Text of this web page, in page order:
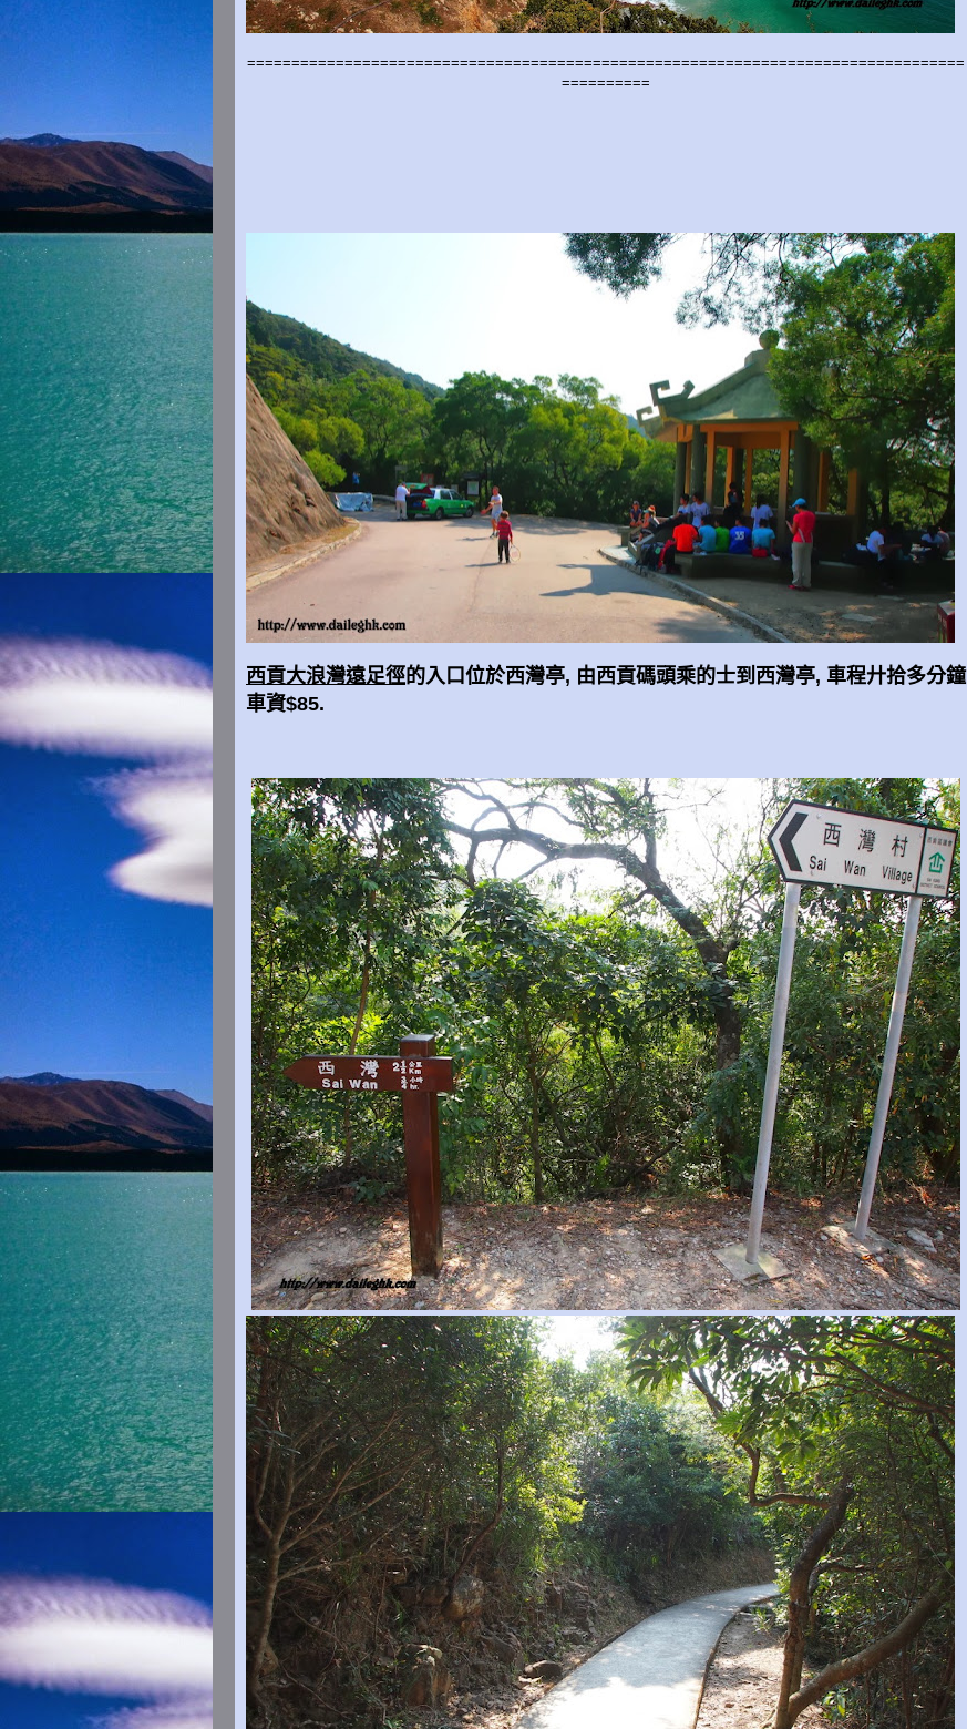
=================================================================================
==========
西貢大浪灣遠足徑的入口位於西灣亭, 由西貢碼頭乘的士到西灣亭, 車程廾拾多分鐘
車資$85.